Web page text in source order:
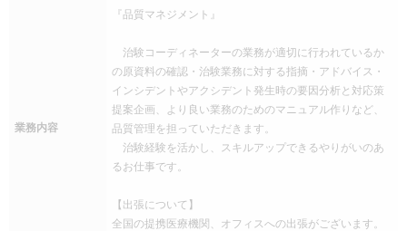
業務内容
『品質マネジメント』
治験コーディネーターの業務が適切に行われているか
の原資料の確認・治験業務に対する指摘・アドバイス・
インシデントやアクシデント発生時の要因分析と対応策
提案企画、より良い業務のためのマニュアル作りなど、
品質管理を担っていただきます。
治験経験を活かし、スキルアップできるやりがいのあ
るお仕事です。
【出張について】
全国の提携医療機関、オフィスへの出張がございます。